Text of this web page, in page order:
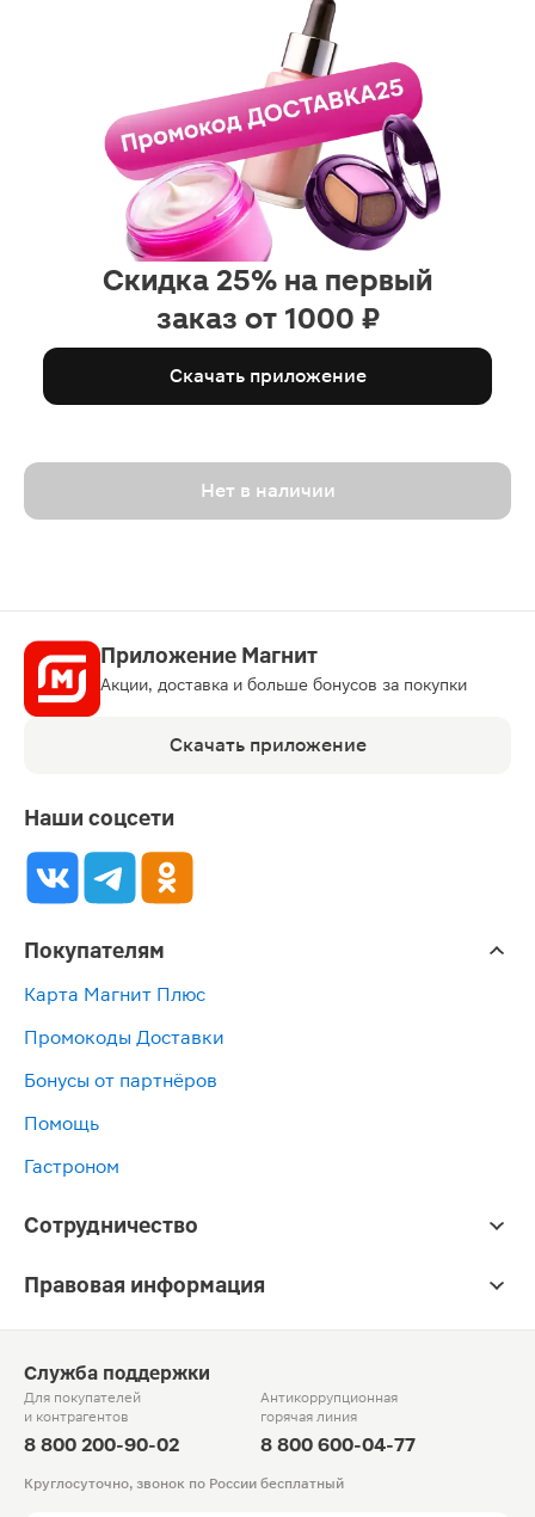
Скидка 25% на первый
заказ от 1000 ₽
Скачать приложение
Нет в наличии
Приложение Магнит
Акции, доставка и больше бонусов за покупки
Скачать приложение
Наши соцсети
Покупателям
Карта Магнит Плюс
Промокоды Доставки
Бонусы от партнёров
Помощь
Гастроном
Сотрудничество
Правовая информация
Служба поддержки
Для покупателей
и контрагентов
8 800 200-90-02
Антикоррупционная
горячая линия
8 800 600-04-77
Круглосуточно, звонок по России бесплатный